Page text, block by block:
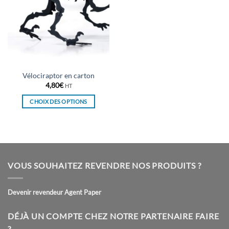
Vélociraptor en carton
4,80€ HT
CHOIX DES OPTIONS
plusieurs
Les
peuvent
sur
VOUS SOUHAITEZ REVENDRE NOS PRODUITS ?
Devenir revendeur Agent Paper
DÉJÀ UN COMPTE CHEZ NOTRE PARTENAIRE FAIRE